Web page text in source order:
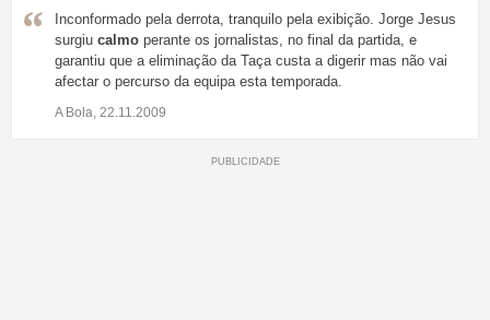
Inconformado pela derrota, tranquilo pela exibição. Jorge Jesus
surgiu calmo perante os jornalistas, no final da partida, e
garantiu que a eliminação da Taça custa a digerir mas não vai
afectar o percurso da equipa esta temporada.
A Bola, 22.11.2009